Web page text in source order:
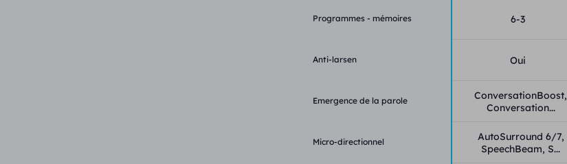
Programmes - mémoires
Anti-larsen
Emergence de la parole
Micro-directionnel
6-3
Oui
ConversationBoost,
Conversation...
AutoSurround 6/7,
SpeechBeam, S...